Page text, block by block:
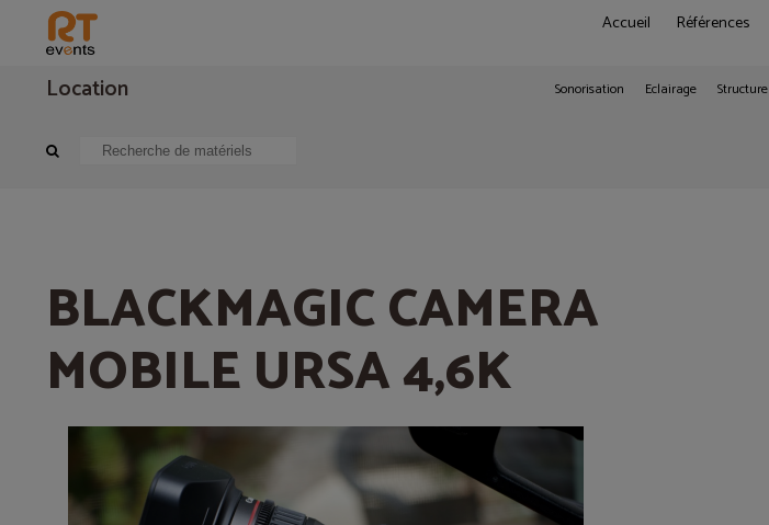
Accueil Références
Location Sonorisation Eclairage Structure
Vidéo Caméra, Captation vidéo
BLACKMAGIC CAMERA
MOBILE URSA 4,6K